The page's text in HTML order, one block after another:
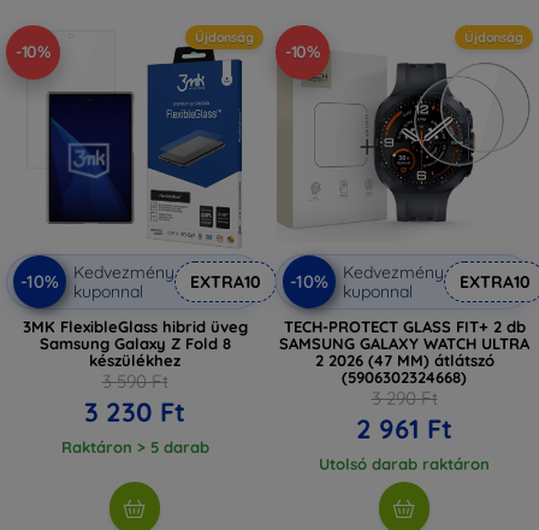
-10%
Újdonság
-10%
Kedvezmény
kuponnal
EXTRA10
3MK FlexibleGlass hibrid üveg
Samsung Galaxy Z Fold 8
készülékhez
3 590 Ft
3 230 Ft
Raktáron > 5 darab
-10%
Újdonság
-10%
Kedvezmény
kuponnal
EXTRA10
TECH-PROTECT GLASS FIT+ 2 db
SAMSUNG GALAXY WATCH ULTRA
2 2026 (47 MM) átlátszó
(5906302324668)
3 290 Ft
2 961 Ft
Utolsó darab raktáron